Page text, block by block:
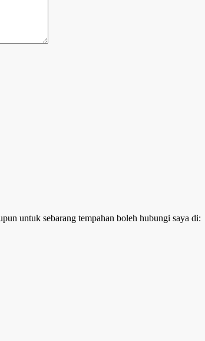
untuk sebarang tempahan boleh hubungi saya di: